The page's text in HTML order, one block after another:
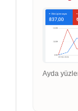
Ayda